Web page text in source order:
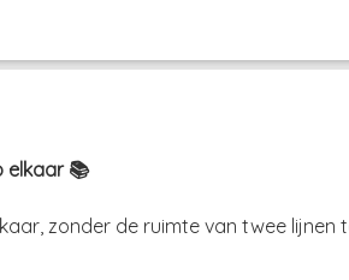
elkaar 📚
zonder de ruimte van twee lijnen